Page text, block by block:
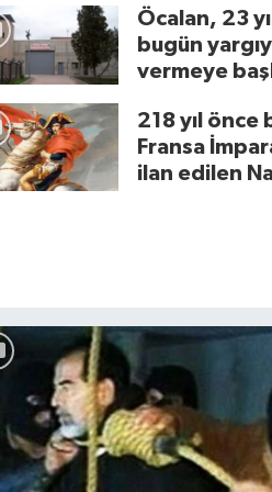
Öcalan, 23
bugün
vermeye
218 yıl önce
Fransa
ilan edilen